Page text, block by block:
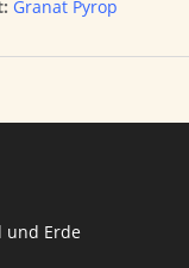
Granat Pyrop
und Erde